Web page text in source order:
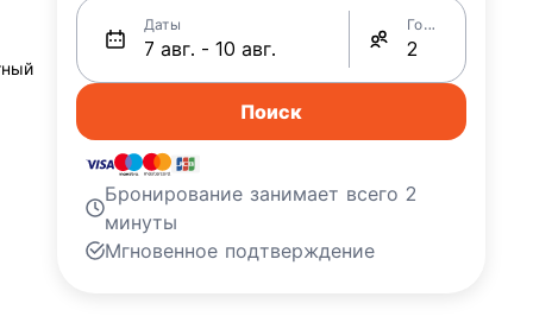
Даты Гости
Поиск
Бронирование занимает всего 2
минуты
Мгновенное подтверждение